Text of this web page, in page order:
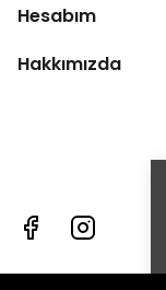
Hesabım
Hakkımızda